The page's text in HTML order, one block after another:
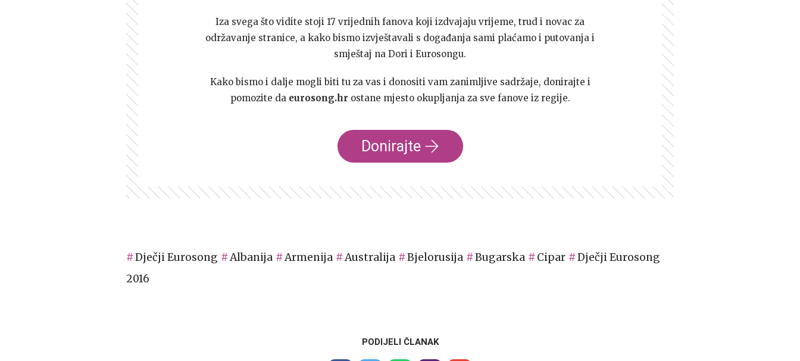
Iza svega što vidite stoji 17 vrijednih fanova koji izdvajaju vrijeme, trud i novac za
održavanje stranice, a kako bismo izvještavali s događanja sami plaćamo i putovanja i
smještaj na Dori i Eurosongu.
Kako bismo i dalje mogli biti tu za vas i donositi vam zanimljive sadržaje, donirajte i
pomozite da eurosong.hr ostane mjesto okupljanja za sve fanove iz regije.
Donirajte
Dječji Eurosong Albanija Armenija Australija Bjelorusija Bugarska Cipar
Dječji Eurosong
2016
PODIJELI ČLANAK